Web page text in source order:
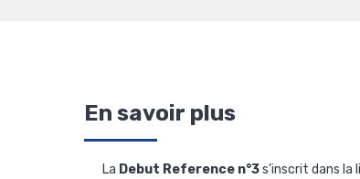
En savoir plus
La Debut Reference n°3s’inscrit dans